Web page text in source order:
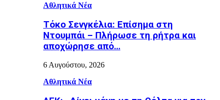
Αθλητικά Νέα
Τόκο Σενγκέλια: Επίσημα στη
Ντουμπάι – Πλήρωσε τη ρήτρα και
αποχώρησε από…
6 Αυγούστου, 2026
Αθλητικά Νέα